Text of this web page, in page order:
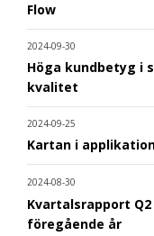
Flow
2024-09-30
Höga kundbetyg i
kvalitet
2024-09-25
Kartan i
2024-08-30
Kvartalsrapport
föregående år